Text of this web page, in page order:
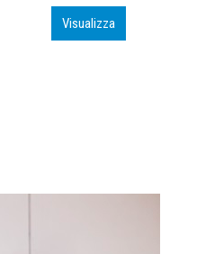
Visualizza